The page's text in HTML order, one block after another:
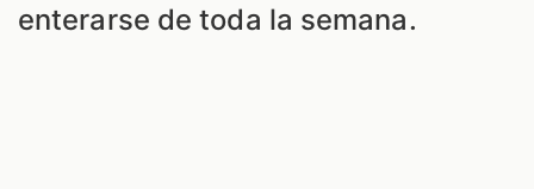
enterarse de toda la semana.